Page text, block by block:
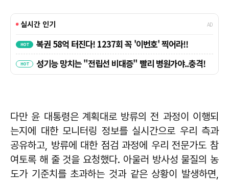
다만 윤 대통령은 계획대로 방류의 전 과정이 이행되
는지에 대한 모니터링 정보를 실시간으로 우리 측과
공유하고, 방류에 대한 점검 과정에 우리 전문가도 참
여토록 해 줄 것을 요청했다. 아울러 방사성 물질의 농
도가 기준치를 초과하는 것과 같은 상황이 발생하면,